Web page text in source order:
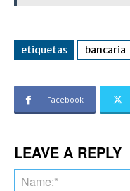
etiquetas bancaria
Facebook
LEAVE A REPLY